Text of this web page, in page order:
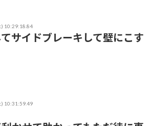
10:29:18.84
サイドブレーキして壁にこす
10:31:59.49